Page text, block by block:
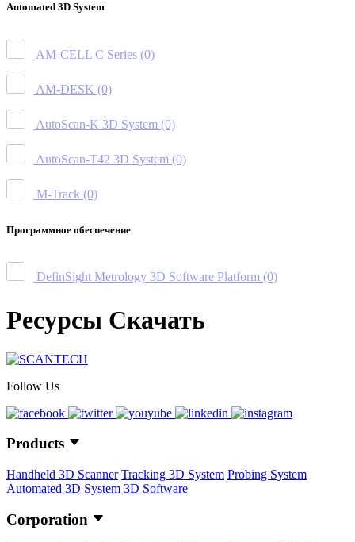
Automated 3D System
AM-CELL C Series (0)
AM-DESK (0)
AutoScan-K 3D System (0)
AutoScan-T42 3D System (0)
M-Track (0)
Программное обеспечение
DefinSight Metrology 3D Software Platform (0)
Ресурсы Скачать
Follow Us
Products
Handheld 3D Scanner Tracking 3D System Probing System
Automated 3D System 3D Software
Corporation